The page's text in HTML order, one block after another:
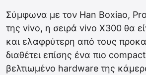
Σύμφωνα με τον Han Boxiao,
της vivo, η σειρά vivo X300 θα
και ελαφρύτερη από τους
διαθέτει επίσης ένα πιο
βελτιωμένο hardware της